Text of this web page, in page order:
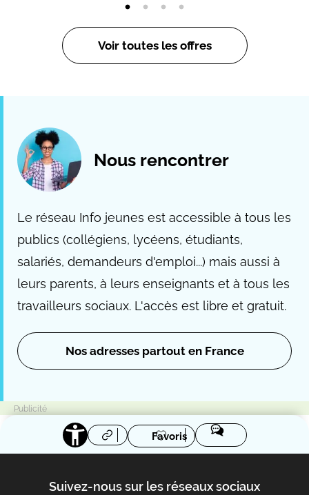
Voir toutes les offres
Nous rencontrer
Le réseau Info jeunes est accessible à tous les
publics (collégiens, lycéens, étudiants,
salariés, demandeurs d'emploi...) mais aussi à
leurs parents, à leurs enseignants et à tous les
travailleurs sociaux. L'accès est libre et gratuit.
Nos adresses partout en France
Favoris
Suivez-nous sur les réseaux sociaux